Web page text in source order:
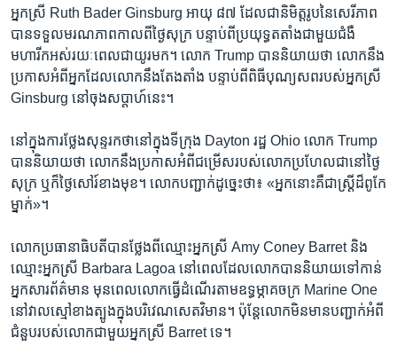
អ្នកស្រី Ruth Bader Ginsburg អាយុ ៨៧ ដែល​ជា​និមិត្តរូប​នៃ​សេរីភាព
បាន​ទទួល​មរណភាព​កាល​ពី​ថ្ងៃ​សុក្រ បន្ទាប់​ពី​ប្រយុទ្ធ​តតាំង​ជាមួយ​ជំងឺ​
មហារីក​អស់​រយៈពេល​ជា​យូរ​មក។ លោក Trump បាន​និយាយ​ថា លោក​នឹង​
ប្រកាស​អំពី​អ្នក​ដែល​លោក​នឹង​តែងតាំង បន្ទាប់​ពី​ពិធី​បុណ្យ​សព​របស់​អ្នកស្រី
Ginsburg នៅ​ចុង​សប្ដាហ៍​នេះ។
នៅ​ក្នុង​ការ​ថ្លែង​សុន្ទរកថា​នៅ​ក្នុង​ទីក្រុង Dayton រដ្ឋ Ohio លោក Trump
បាន​និយាយ​ថា លោក​នឹង​ប្រកាស​អំពី​ជម្រើស​របស់​លោក​ប្រហែលជា​នៅ​ថ្ងៃ​
សុក្រ ឬ​ក៏​ថ្ងៃ​សៅរ៍​ខាង​មុខ។ លោក​បញ្ជាក់​ដូច្នេះ​ថា៖ «អ្នក​នោះ​គឺ​ជា​ស្ត្រី​ដ៏​ពូកែ​
ម្នាក់»។
លោក​ប្រធានាធិបតី​បាន​ថ្លែង​ពី​ឈ្មោះ​អ្នកស្រី Amy Coney Barret និង​
ឈ្មោះ​អ្នកស្រី Barbara Lagoa នៅ​ពេល​ដែល​លោក​បាន​និយាយ​ទៅ​កាន់​
អ្នក​សារព័ត៌មាន មុន​ពេល​លោក​ធ្វើ​ដំណើរ​តាម​ឧទ្ធម្ភាគចក្រ Marine One
នៅ​វាល​ស្មៅ​ខាង​ត្បូង​ក្នុង​បរិវេណ​សេតវិមាន។ ប៉ុន្តែ​លោក​មិន​មាន​បញ្ជាក់​អំពី​
ជំនួប​របស់​លោក​ជាមួយ​អ្នកស្រី Barret ទេ។